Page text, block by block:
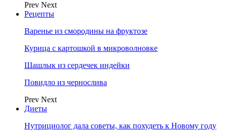
Prev Next
Рецепты
Варенье из смородины на фруктозе
Курица с картошкой в микроволновке
Шашлык из сердечек индейки
Повидло из чернослива
Prev Next
Диеты
Нутрициолог дала советы, как похудеть к Новому году